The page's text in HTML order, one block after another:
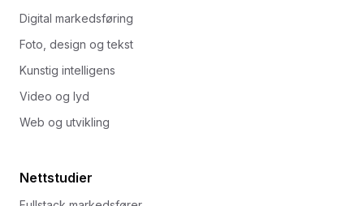
Digital markedsføring
Foto, design og tekst
Kunstig intelligens
Video og lyd
Web og utvikling
Nettstudier